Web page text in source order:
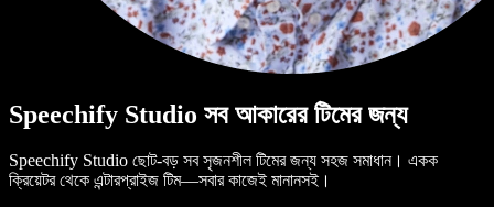
Speechify Studio সব আকারের টিমের জন্য
Speechify Studio ছোট-বড় সব সৃজনশীল টিমের জন্য সহজ সমাধান। একক
ক্রিয়েটর থেকে এন্টারপ্রাইজ টিম—সবার কাজেই মানানসই।